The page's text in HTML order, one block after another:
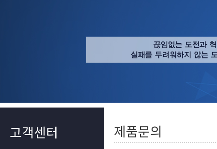
고객센터 제품문의